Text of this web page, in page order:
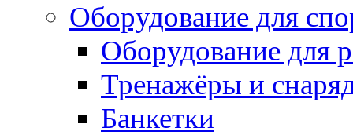
Оборудование для
Оборудование для
Тренажёры и
Банкетки